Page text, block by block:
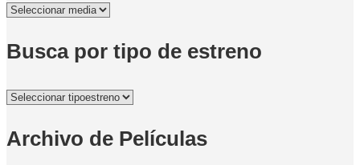
Busca por tipo de estreno
Archivo de Películas